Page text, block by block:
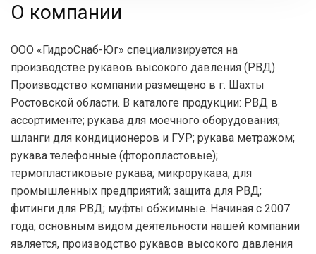
О компании
ООО «ГидроСнаб-Юг» специализируется на
производстве рукавов высокого давления (РВД).
Производство компании размещено в г. Шахты
Ростовской области. В каталоге продукции: РВД в
ассортименте; рукава для моечного оборудования;
шланги для кондиционеров и ГУР; рукава метражом;
рукава телефонные (фторопластовые);
термопластиковые рукава; микрорукава; для
промышленных предприятий; защита для РВД;
фитинги для РВД; муфты обжимные. Начиная с 2007
года, основным видом деятельности нашей компании
является, производство рукавов высокого давления